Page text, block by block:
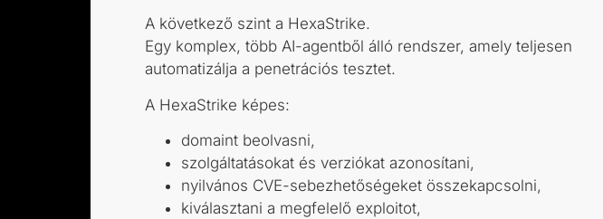
A következő szint a HexaStrike.
Egy komplex, több AI-agentből álló rendszer, amely teljesen
automatizálja a penetrációs tesztet.
A HexaStrike képes:
domaint beolvasni,
szolgáltatásokat és verziókat azonosítani,
nyilvános CVE-sebezhetőségeket összekapcsolni,
kiválasztani a megfelelő exploitot,